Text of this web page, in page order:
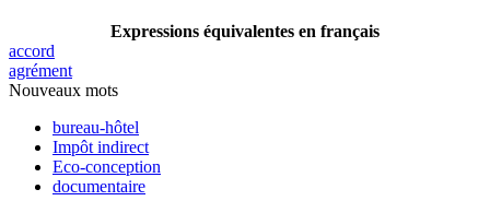
Expressions équivalentes en français
accord
agrément
Nouveaux mots
bureau-hôtel
Impôt indirect
Eco-conception
documentaire